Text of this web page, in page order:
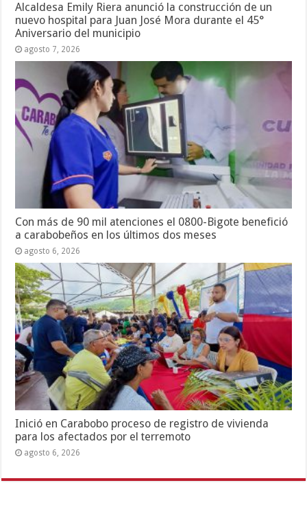
Alcaldesa Emily Riera anunció la construcción de un
nuevo hospital para Juan José Mora durante el 45°
Aniversario del municipio
agosto 7, 2026
Con más de 90 mil atenciones el 0800-Bigote benefició
a carabobeños en los últimos dos meses
agosto 6, 2026
Inició en Carabobo proceso de registro de vivienda
para los afectados por el terremoto
agosto 6, 2026